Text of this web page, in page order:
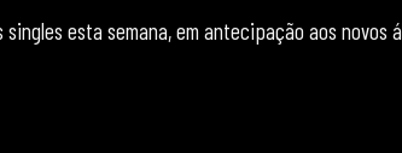
esta semana, em antecipação aos novos